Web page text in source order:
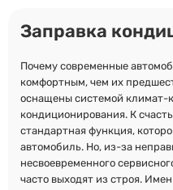
Заправка
Почему современные
комфортным, чем их
оснащены системой климат-
кондиционирования. К
стандартная функция,
автомобиль. Но, из-за
несвоевременного
часто выходят из строя.